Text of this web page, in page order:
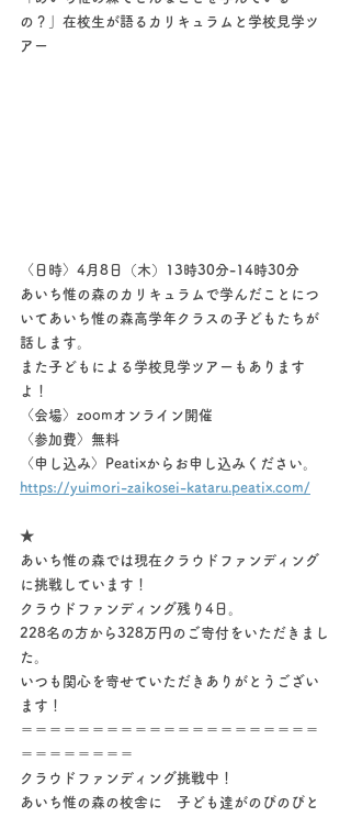
の？」在校生が語るカリキュラムと学校見学ツ
アー
〈日時〉4月8日（木）13時30分-14時30分
あいち惟の森のカリキュラムで学んだことにつ
いてあいち惟の森高学年クラスの子どもたちが
話します。
また子どもによる学校見学ツアーもあります
よ！
〈会場〉zoomオンライン開催
〈参加費〉無料
〈申し込み〉Peatixからお申し込みください。
https://yuimori-zaikosei-kataru.peatix.com/
★
あいち惟の森では現在クラウドファンディング
に挑戦しています！
クラウドファンディング残り4日。
228名の方から328万円のご寄付をいただきまし
た。
いつも関心を寄せていただきありがとうござい
ます！
＝＝＝＝＝＝＝＝＝＝＝＝＝＝＝＝＝＝＝＝＝
＝＝＝＝＝＝＝＝
クラウドファンディング挑戦中！
あいち惟の森の校舎に　子ども達がのびのびと